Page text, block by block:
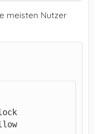
meisten Nutzer